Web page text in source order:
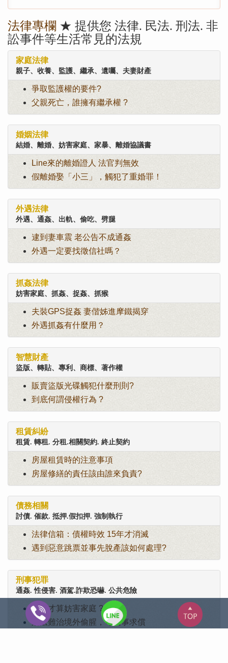
法律專欄 ★ 提供您 法律. 民法. 刑法. 非
訟事件等生活常見的法規
家庭法律
親子、收養、監護、繼承、遺囑、夫妻財產
爭取監護權的要件?
父親死亡，誰擁有繼承權 ?
婚姻法律
結婚、離婚、妨害家庭、家暴、離婚協議書
Line來的離婚證人 法官判無效
假離婚娶「小三」，觸犯了重婚罪！
外遇法律
外遇、通姦、出軌、偷吃、劈腿
逮到妻車震 老公告不成通姦
外遇一定要找徵信社嗎？
抓姦法律
妨害家庭、抓姦、捉姦、抓猴
夫裝GPS捉姦 妻偕姊進摩鐵揭穿
外遇抓姦有什麼用？
智慧財產
盜版、轉貼、專利、商標、著作權
販賣盜版光碟觸犯什麼刑則?
到底何謂侵權行為 ?
租賃糾紛
租賃. 轉租. 分租.相關契約. 終止契約
房屋租賃時的注意事項
房屋修繕的責任該由誰來負責?
債務相關
討債. 催款. 抵押.假扣押. 強制執行
法律信箱：債權時效 15年才消滅
遇到惡意跳票並事先脫產該如何處理?
刑事犯罪
通姦. 性侵害. 酒駕.詐欺恐嚇. 公共危險
怎樣才算妨害家庭 ?
刑法難治境外偷腥，可民事求償